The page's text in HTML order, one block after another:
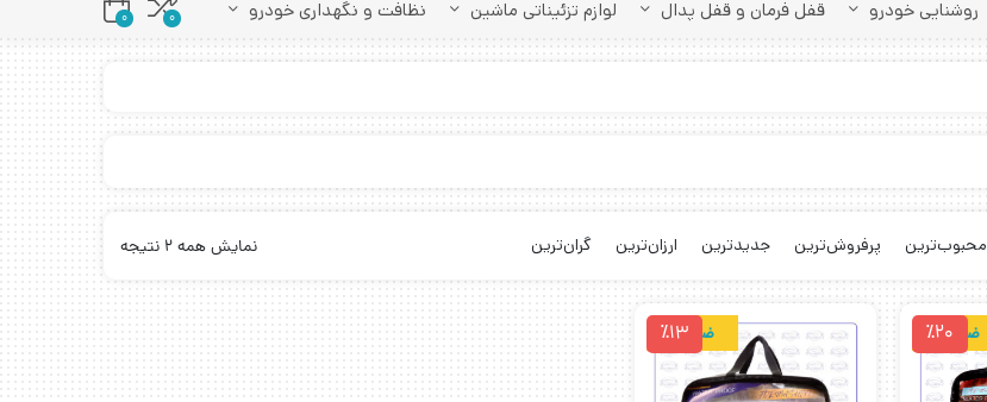
روشنایی خودرو قفل فرمان و قفل پدال لوازم تزئیناتی ماشین نظافت و نگهداری خودرو 0
0
محبوب‌ترین پرفروش‌ترین جدیدترین ارزان‌ترین گران‌ترین نمایش همه 2 نتیجه
ضدآب
٪20 ضدآب
٪13